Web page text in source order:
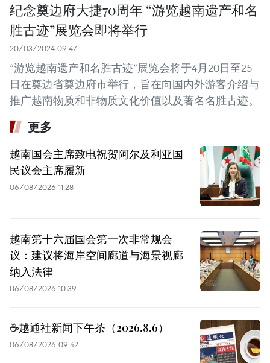
纪念奠边府大捷70周年 “游览越南遗产和名
胜古迹”展览会即将举行
20/03/2024 09:47
“游览越南遗产和名胜古迹”展览会将于4月20日至25
日在奠边省奠边府市举行，旨在向国内外游客介绍与
推广越南物质和非物质文化价值以及著名名胜古迹。
更多
越南国会主席致电祝贺阿尔及利亚国
民议会主席履新
06/08/2026 11:28
越南第十六届国会第一次非常规会
议：建议将海岸空间廊道与海景视廊
纳入法律
06/08/2026 10:39
☕️越通社新闻下午茶（2026.8.6）
06/08/2026 09:42